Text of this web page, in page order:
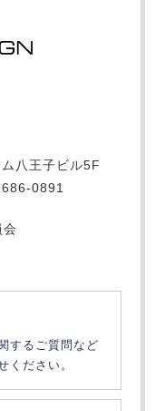
八王子ビル5F
0891
するご質問など
ください。